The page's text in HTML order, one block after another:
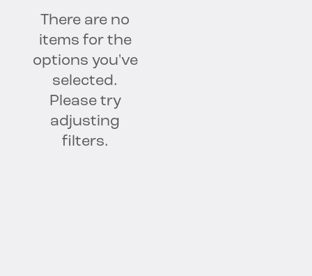
Datenschutz und Compliance
Sicherheit
There are no
items for the
options you've
selected.
Please try
adjusting
filters.